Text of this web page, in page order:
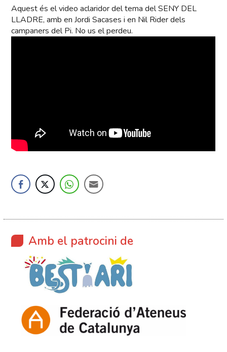
Aquest és el video aclaridor del tema del SENY DEL
LLADRE, amb en Jordi Sacases i en Nil Rider dels
campaners del Pi. No us el perdeu.
Amb el patrocini de